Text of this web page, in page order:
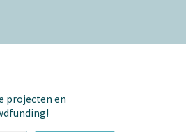
projecten en